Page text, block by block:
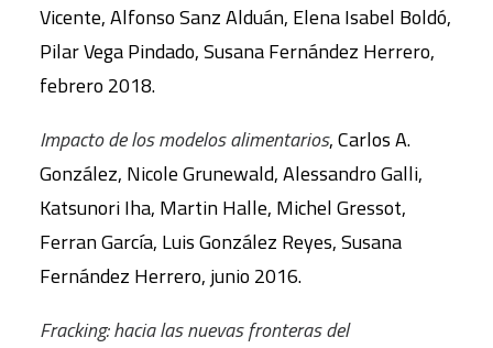
Vicente, Alfonso Sanz Alduán, Elena Isabel Boldó,
Pilar Vega Pindado, Susana Fernández Herrero,
febrero 2018.
Impacto de los modelos alimentarios, Carlos A.
González, Nicole Grunewald, Alessandro Galli,
Katsunori Iha, Martin Halle, Michel Gressot,
Ferran García, Luis González Reyes, Susana
Fernández Herrero, junio 2016.
Fracking: hacia las nuevas fronteras del